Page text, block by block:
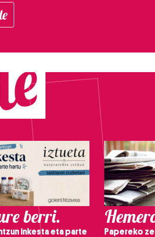
berri.
inkesta eta parte
Papereko